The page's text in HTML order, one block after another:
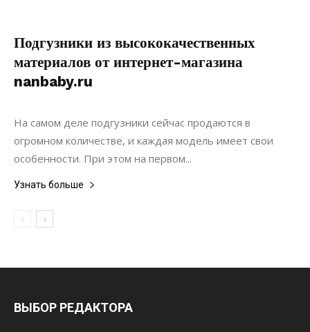
Подгузники из высококачественных
материалов от интернет-магазина
nanbaby.ru
26.01.2019
На самом деле подгузники сейчас продаются в
огромном количестве, и каждая модель имеет свои
особенности. При этом на первом...
Узнать больше
ВЫБОР РЕДАКТОРА